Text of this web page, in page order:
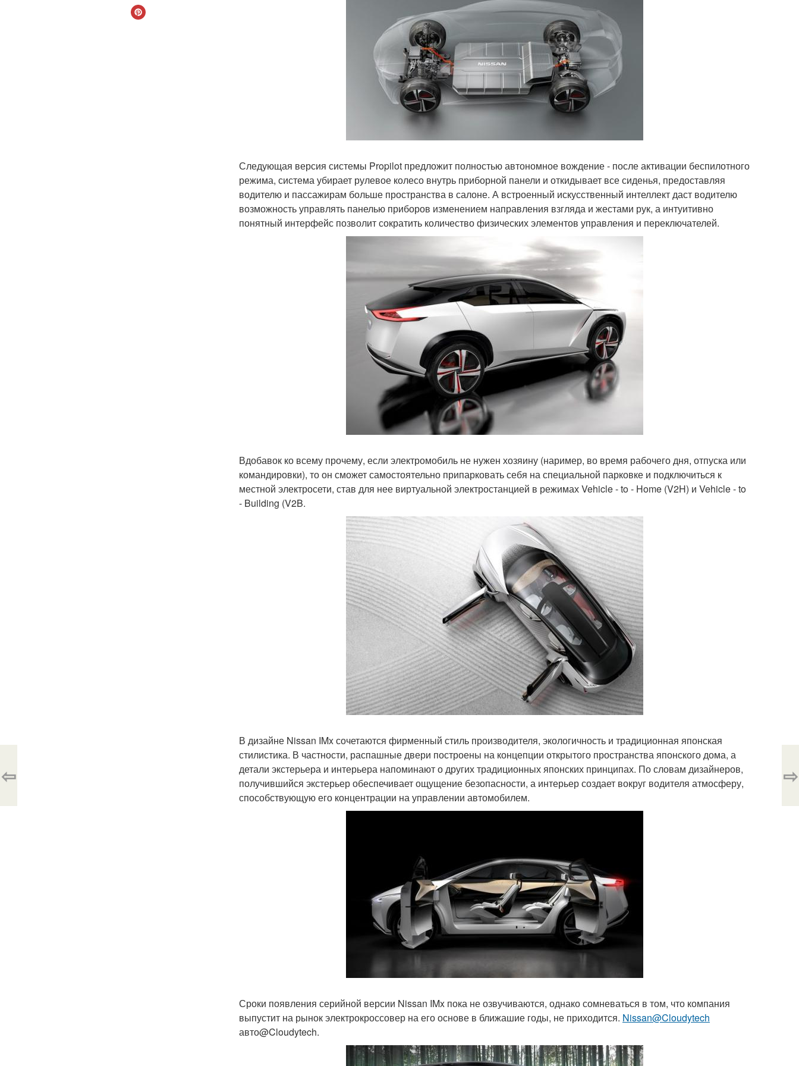
Следующая версия системы Propilot предложит полностью автономное вождение - после активации беспилотного
режима, система убирает рулевое колесо внутрь приборной панели и откидывает все сиденья, предоставляя
водителю и пассажирам больше пространства в салоне. А встроенный искусственный интеллект даст водителю
возможность управлять панелью приборов изменением направления взгляда и жестами рук, а интуитивно
понятный интерфейс позволит сократить количество физических элементов управления и переключателей.
Вдобавок ко всему прочему, если электромобиль не нужен хозяину (наример, во время рабочего дня, отпуска или
командировки), то он сможет самостоятельно припарковать себя на специальной парковке и подключиться к
местной электросети, став для нее виртуальной электростанцией в режимах Vehicle - to - Home (V2H) и Vehicle - to
- Building (V2B.
В дизайне Nissan IMx сочетаются фирменный стиль производителя, экологичность и традиционная японская
стилистика. В частности, распашные двери построены на концепции открытого пространства японского дома, а
детали экстерьера и интерьера напоминают о других традиционных японских принципах. По словам дизайнеров,
получившийся экстерьер обеспечивает ощущение безопасности, а интерьер создает вокруг водителя атмосферу,
способствующую его концентрации на управлении автомобилем.
Сроки появления серийной версии Nissan IMx пока не озвучиваются, однако сомневаться в том, что компания
выпустит на рынок электрокроссовер на его основе в ближашие годы, не приходится. Nissan@Cloudytech
авто@Cloudytech.
⇦ ⇨